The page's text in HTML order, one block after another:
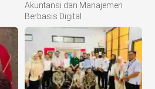
Akuntansi dan Manajemen
Berbasis Digital